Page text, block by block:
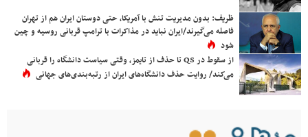
ظریف: بدون مدیریت تنش با آمریکا، حتی دوستان ایران هم از تهران
فاصله می‌گیرند/ایران نباید در مذاکرات با ترامپ قربانی روسیه و چین
شود
از سقوط در QS تا حذف از تایمز، وقتی سیاست دانشگاه را قربانی
می‌کند/ روایت حذف دانشگاه‌های ایران از رتبه‌بندی‌های جهانی